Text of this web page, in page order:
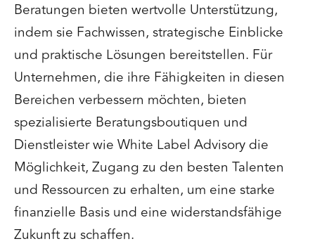
Beratungen bieten wertvolle Unterstützung,
indem sie Fachwissen, strategische Einblicke
und praktische Lösungen bereitstellen. Für
Unternehmen, die ihre Fähigkeiten in diesen
Bereichen verbessern möchten, bieten
spezialisierte Beratungsboutiquen und
Dienstleister wie White Label Advisory die
Möglichkeit, Zugang zu den besten Talenten
und Ressourcen zu erhalten, um eine starke
finanzielle Basis und eine widerstandsfähige
Zukunft zu schaffen.